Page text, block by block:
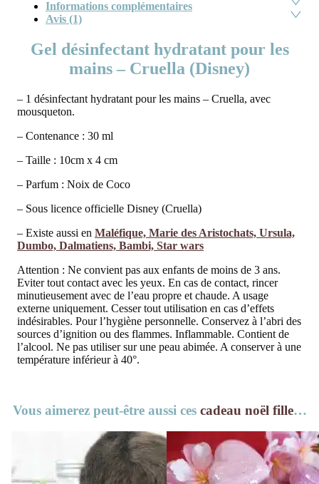
Informations complémentaires
Avis (1)
Gel désinfectant hydratant pour les
mains – Cruella (Disney)
– 1 désinfectant hydratant pour les mains – Cruella, avec
mousqueton.
– Contenance : 30 ml
– Taille : 10cm x 4 cm
– Parfum : Noix de Coco
– Sous licence officielle Disney (Cruella)
– Existe aussi en Maléfique, Marie des Aristochats, Ursula,
Dumbo, Dalmatiens, Bambi, Star wars
Attention : Ne convient pas aux enfants de moins de 3 ans.
Eviter tout contact avec les yeux. En cas de contact, rincer
minutieusement avec de l’eau propre et chaude. A usage
externe uniquement. Cesser tout utilisation en cas d’effets
indésirables. Pour l’hygiène personnelle. Conservez à l’abri des
sources d’ignition ou des flammes. Inflammable. Contient de
l’alcool. Ne pas utiliser sur une peau abimée. A conserver à une
température inférieur à 40°.
Vous aimerez peut-être aussi ces cadeau noël fille…